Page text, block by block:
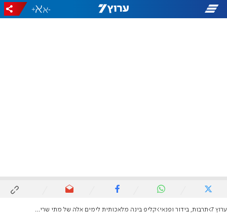
-
+
ערוץ 7 תרבות, בידור ופנאי קליפ בינה מלאכותית לימים אלה של מתי שריקי